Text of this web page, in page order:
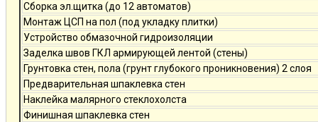
Сборка эл.щитка (до 12 автоматов)
Монтаж ЦСП на пол (под укладку плитки)
Устройство обмазочной гидроизоляции
Заделка швов ГКЛ армирующей лентой (стены)
Грунтовка стен, пола (грунт глубокого проникновения) 2 слоя
Предварительная шпаклевка стен
Наклейка малярного стеклохолста
Финишная шпаклевка стен